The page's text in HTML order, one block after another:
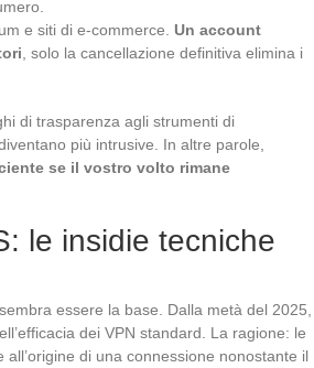
e siti di e-commerce. Un account
, solo la cancellazione definitiva elimina i
di trasparenza agli strumenti di
più intrusive. In altre parole,
se il vostro volto rimane
le insidie tecniche
essere la base. Dalla metà del 2025,
dei VPN standard. La ragione: le
di una connessione nonostante il